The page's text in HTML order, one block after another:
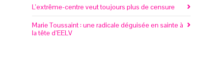
L’extrême-centre veut toujours plus de censure
Marie Toussaint : une radicale déguisée en sainte à
la tête d’EELV